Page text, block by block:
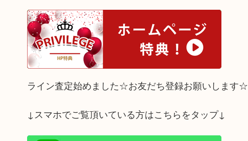
ライン査定始めました☆お友だち登録お願いします☆
↓スマホでご覧頂いている方はこちらをタップ↓